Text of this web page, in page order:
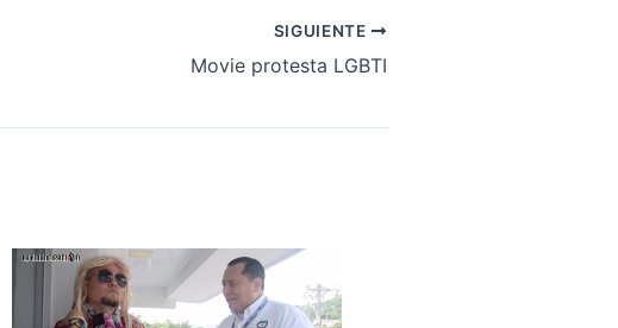
SIGUIENTE
Movie protesta LGBTI